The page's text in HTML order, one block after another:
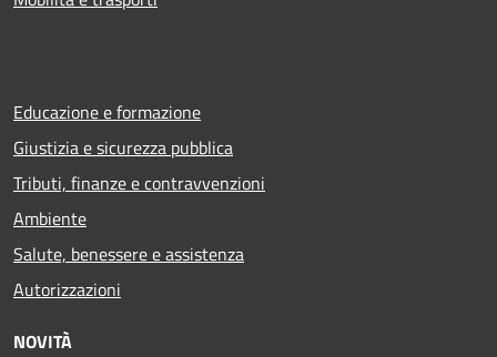
Educazione e formazione
Giustizia e sicurezza pubblica
Tributi, finanze e contravvenzioni
Ambiente
Salute, benessere e assistenza
Autorizzazioni
NOVITÀ